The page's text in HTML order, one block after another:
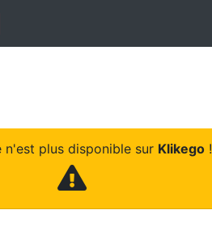
n'est plus disponible sur Klikego!